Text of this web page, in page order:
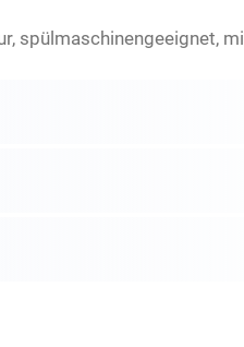
spülmaschinengeeignet,